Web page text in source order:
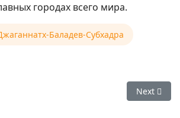
городах всего мира.
Баладев-Субхадра
Джаганнатха, Лондон, СохоNext
Next